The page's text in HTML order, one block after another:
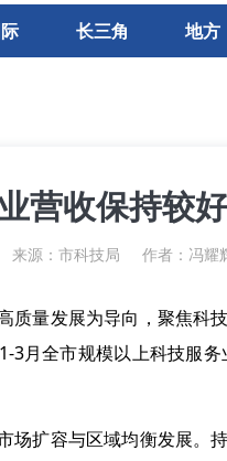
长三角 地方
营收保持较
来源： 市科技局 作者：冯耀
质量发展为导向，聚焦科
3月全市规模以上科技服
场扩容与区域均衡发展。